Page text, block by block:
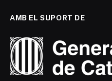
AMB EL SUPORT DE